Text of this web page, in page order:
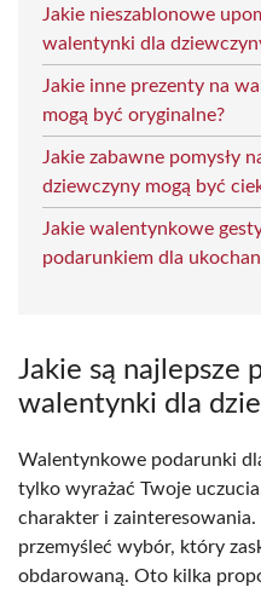
Jakie nieszablonowe
walentynki dla
Jakie inne prezenty na
mogą być oryginalne?
Jakie zabawne pomysły
dziewczyny mogą być
Jakie walentynkowe
podarunkiem dla
Jakie są najlepsze
walentynki dla
Walentynkowe podarunki
tylko wyrażać Twoje
charakter i
przemyśleć wybór, który
obdarowaną. Oto kilka